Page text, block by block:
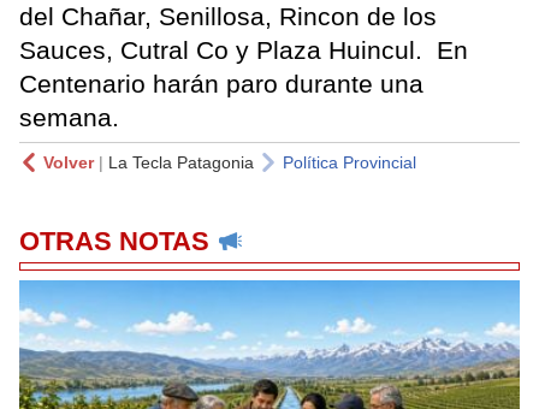
del Chañar, Senillosa, Rincon de los
Sauces, Cutral Co y Plaza Huincul. En
Centenario harán paro durante una
semana.
Volver| La Tecla Patagonia Política Provincial
OTRAS NOTAS